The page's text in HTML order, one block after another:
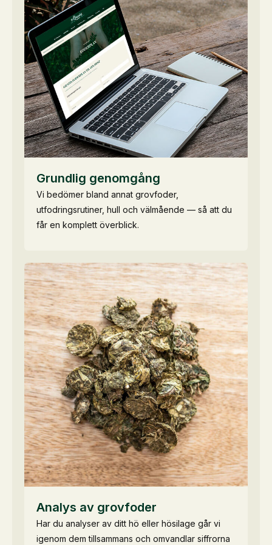
Grundlig genomgång
Vi bedömer bland annat grovfoder,
utfodringsrutiner, hull och välmående — så att du
får en komplett överblick.
Analys av grovfoder
Har du analyser av ditt hö eller hösilage går vi
igenom dem tillsammans och omvandlar siffrorna